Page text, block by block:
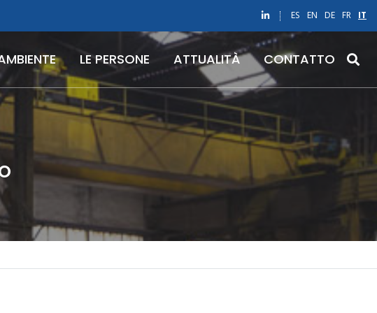
ES EN DE FR IT
LE PERSONE ATTUALITÀ CONTATTO